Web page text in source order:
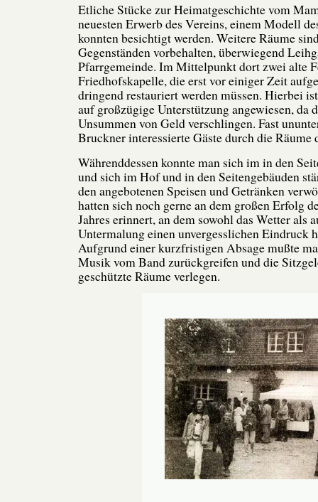
Etliche Stücke zur Heimatgeschichte vom
neuesten Erwerb des Vereins, einem Modell
konnten besichtigt werden. Weitere Räume
Gegenständen vorbehalten, überwiegend
Pfarrgemeinde. Im Mittelpunkt dort zwei alte
Friedhofskapelle, die erst vor einiger Zeit
dringend restauriert werden müssen. Hierbei
auf großzügige Unterstützung angewiesen, da
Unsummen von Geld verschlingen. Fast
Bruckner interessierte Gäste durch die Räume
Währenddessen konnte man sich im in den
und sich im Hof und in den Seitengebäuden
den angebotenen Speisen und Getränken
hatten sich noch gerne an dem großen Erfolg
Jahres erinnert, an dem sowohl das Wetter als
Untermalung einen unvergesslichen Eindruck
Aufgrund einer kurzfristigen Absage mußte
Musik vom Band zurückgreifen und die
geschützte Räume verlegen.